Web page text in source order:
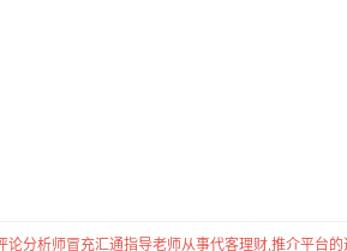
论分析师冒充汇通指导老师从事代客理财,推介平台